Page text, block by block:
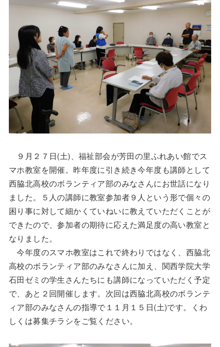
９月２７日(土)、福祉部会が芳田の里ふれあい館でス
マホ教室を開催。昨年度に引き続き今年度も講師として
西脇北高校のボランティア部のみなさんにお世話になり
ました。５人の講師に教室参加者９人という形で個々の
困り事に対して細かくていねいに教えていただくことが
できたので、参加者の期待に応えた満足度の高い教室と
なりました。
今年度のスマホ教室はこれで終わりではなく、西脇北
高校のボランティア部のみなさんに加え、関西学院大学
石田ゼミの学生さんたちにも講師になっていただく予定
で、あと２回開催します。次回は西脇北高校のボランテ
ィア部のみなさんの指導で１１月１５日(土)です。くわ
しくは募集チラシをご覧ください。